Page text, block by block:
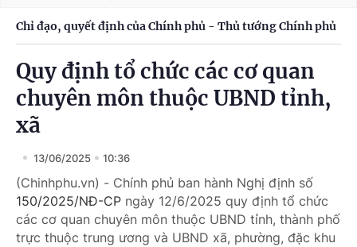
Chỉ đạo, quyết định của Chính phủ - Thủ tướng Chính phủ
Quy định tổ chức các cơ quan
chuyên môn thuộc UBND tỉnh,
xã
13/06/2025 10:36
(Chinhphu.vn) - Chính phủ ban hành Nghị định số
150/2025/NĐ-CP ngày 12/6/2025 quy định tổ chức
các cơ quan chuyên môn thuộc UBND tỉnh, thành phố
trực thuộc trung ương và UBND xã, phường, đặc khu